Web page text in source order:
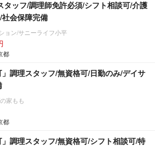
タッフ/調理師免許必須/シフト相談可/介護
会保障完備
ョン/サニーライフ小平
都
」調理スタッフ/無資格可/日勤のみ/デイサ
家もも
都
」調理スタッフ/無資格可/シフト相談可/特